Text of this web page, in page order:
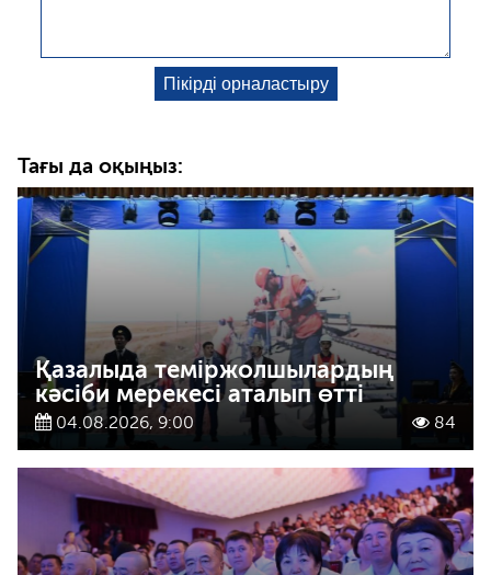
Тағы да оқыңыз:
Қазалыда теміржолшылардың
кәсіби мерекесі аталып өтті
04.08.2026, 9:00 84